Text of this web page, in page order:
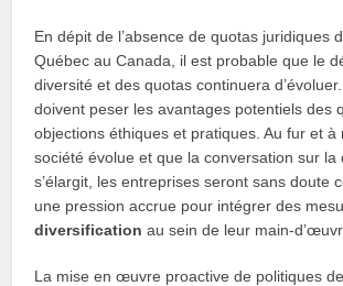
En dépit de l’absence de quotas juridiques
Québec au Canada, il est probable que le
diversité et des quotas continuera
doivent peser les avantages potentiels des
objections éthiques et pratiques. Au fur et à
société évolue et que la conversation sur la
s’élargit, les entreprises seront sans doute
une pression accrue pour intégrer des
diversification au sein de leur main-
La mise en œuvre proactive de politiques